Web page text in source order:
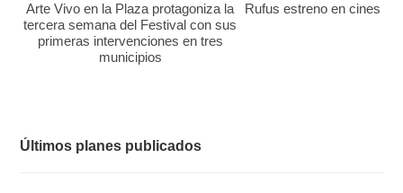
Arte Vivo en la Plaza protagoniza la
tercera semana del Festival con sus
primeras intervenciones en tres
municipios
Rufus estreno en cines el
Últimos planes publicados